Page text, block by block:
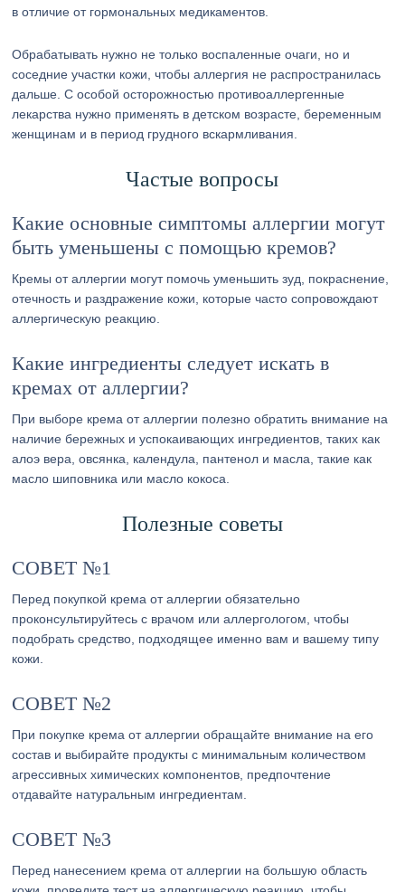
в отличие от гормональных медикаментов.
Обрабатывать нужно не только воспаленные очаги, но и
соседние участки кожи, чтобы аллергия не распространилась
дальше. С особой осторожностью противоаллергенные
лекарства нужно применять в детском возрасте, беременным
женщинам и в период грудного вскармливания.
Частые вопросы
Какие основные симптомы аллергии могут
быть уменьшены с помощью кремов?
Кремы от аллергии могут помочь уменьшить зуд, покраснение,
отечность и раздражение кожи, которые часто сопровождают
аллергическую реакцию.
Какие ингредиенты следует искать в
кремах от аллергии?
При выборе крема от аллергии полезно обратить внимание на
наличие бережных и успокаивающих ингредиентов, таких как
алоэ вера, овсянка, календула, пантенол и масла, такие как
масло шиповника или масло кокоса.
Полезные советы
СОВЕТ №1
Перед покупкой крема от аллергии обязательно
проконсультируйтесь с врачом или аллергологом, чтобы
подобрать средство, подходящее именно вам и вашему типу
кожи.
СОВЕТ №2
При покупке крема от аллергии обращайте внимание на его
состав и выбирайте продукты с минимальным количеством
агрессивных химических компонентов, предпочтение
отдавайте натуральным ингредиентам.
СОВЕТ №3
Перед нанесением крема от аллергии на большую область